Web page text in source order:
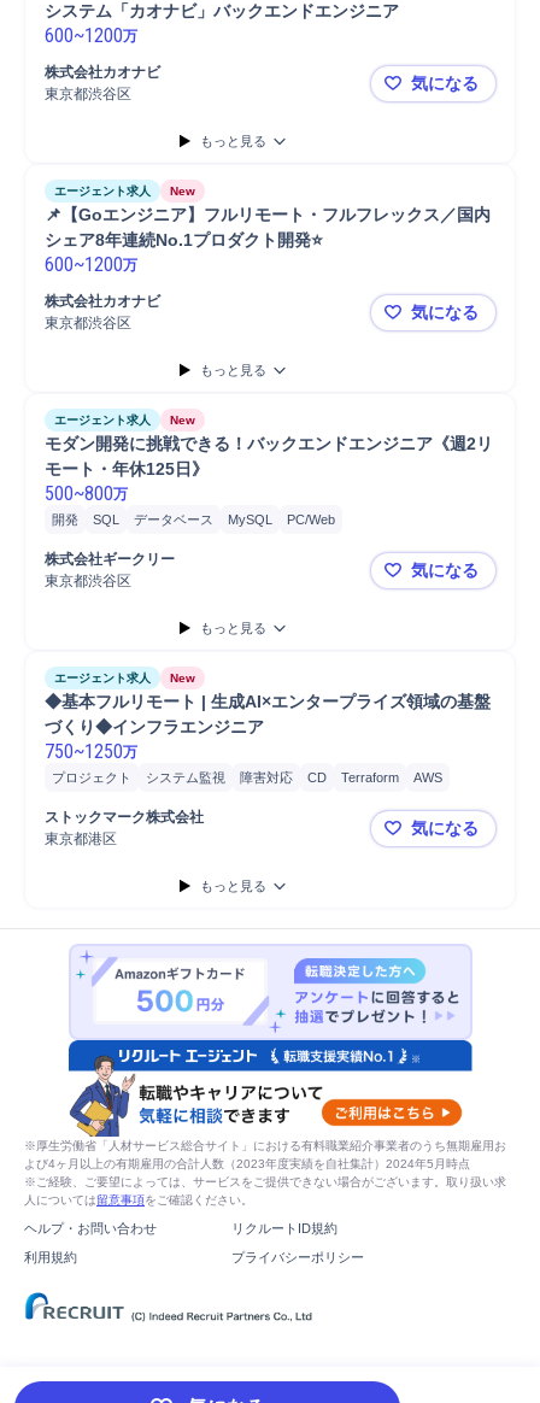
システム「カオナビ」バックエンドエンジニア
600~1200万
株式会社カオナビ
東京都渋谷区
🔵フルリモ
気になる
もっと見る
エージェント求人 New
📌【Goエンジニア】フルリモート・フルフレックス／国内
シェア8年連続No.1プロダクト開発⭐
600~1200万
株式会社カオナビ
東京都渋谷区
📌【Goエ
気になる
もっと見る
エージェント求人 New
モダン開発に挑戦できる！バックエンドエンジニア《週2リ
モート・年休125日》
500~800万
開発 SQL データベース MySQL PC/Web
株式会社ギークリー
東京都渋谷区
モダン開発
気になる
もっと見る
エージェント求人 New
◆基本フルリモート | 生成AI×エンタープライズ領域の基盤
づくり◆インフラエンジニア
750~1250万
プロジェクト システム監視 障害対応 CD Terraform
AWS
Python Node.js
ストックマーク株式会社
東京都港区
◆基本フル
気になる
もっと見る
※厚生労働省「人材サービス総合サイト」における有料職業紹介事業者のうち無期雇用お
よび4ヶ月以上の有期雇用の合計人数（2023年度実績を自社集計）2024年5月時点
※ご経験、ご要望によっては、サービスをご提供できない場合がございます。取り扱い求
人については留意事項をご確認ください。
ヘルプ・お問い合わせ
リクルートID規約
利用規約
プライバシーポリシー